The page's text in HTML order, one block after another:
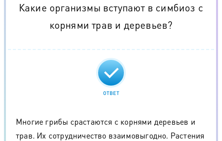
Какие организмы вступают в симбиоз с
корнями трав и деревьев?
ОТВЕТ
Многие грибы срастаются с корнями деревьев и
трав. Их сотрудничество взаимовыгодно. Растения